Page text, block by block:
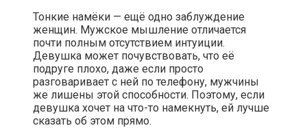
Тонкие намёки — ещё одно заблуждение
женщин. Мужское мышление отличается
почти полным отсутствием интуиции.
Девушка может почувствовать, что её
подруге плохо, даже если просто
разговаривает с ней по телефону, мужчины
же лишены этой способности. Поэтому, если
девушка хочет на что-то намекнуть, ей лучше
сказать об этом прямо.